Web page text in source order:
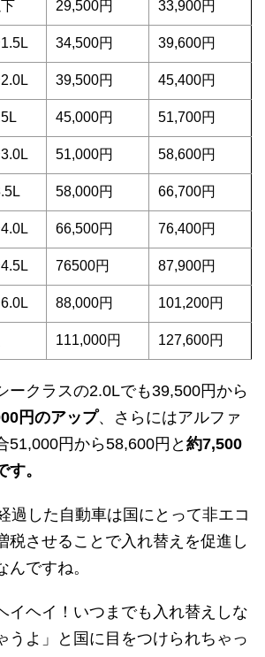
29,500円 33,900円
34,500円 39,600円
39,500円 45,400円
45,000円 51,700円
51,000円 58,600円
58,000円 66,700円
66,500円 76,400円
76500円 87,900円
88,000円 101,200円
111,000円 127,600円
ークラスの2.0Lでも39,500円から
円のアップ、さらにはアルファ
51,000円から58,600円と 約7,500
。
過した自動車は国にとって非エコ
税させることで入れ替えを促進し
んですね。
イヘイ！いつまでも入れ替えしな
うよ」と国に目をつけられちゃっ